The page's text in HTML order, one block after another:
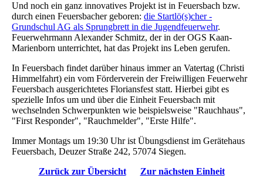
Und noch ein ganz innovatives Projekt ist in Feuersbach bzw.
durch einen Feuersbacher geboren: die Startlö(s)cher -
Grundschul AG als Sprungbrett in die Jugendfeuerwehr.
Feuerwehrmann Alexander Schmitz, der in der OGS Kaan-
Marienborn unterrichtet, hat das Projekt ins Leben gerufen.
In Feuersbach findet darüber hinaus immer an Vatertag (Christi
Himmelfahrt) ein vom Förderverein der Freiwilligen Feuerwehr
Feuersbach ausgerichtetes Floriansfest statt. Hierbei gibt es
spezielle Infos um und über die Einheit Feuersbach mit
wechselnden Schwerpunkten wie beispielsweise "Rauchhaus",
"First Responder", "Rauchmelder", "Erste Hilfe".
Immer Montags um 19:30 Uhr ist Übungsdienst im Gerätehaus
Feuersbach, Deuzer Straße 242, 57074 Siegen.
Zurück zur Übersicht
Zur nächsten Einheit